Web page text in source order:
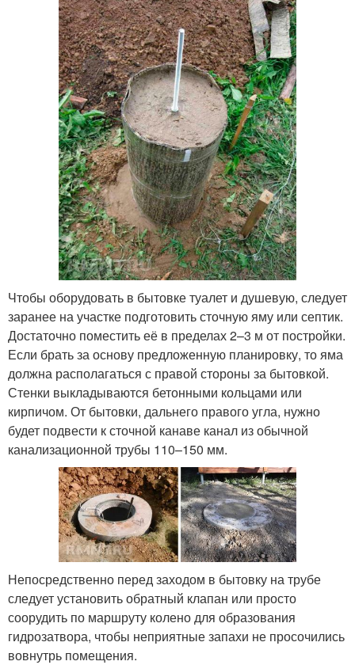
Чтобы оборудовать в бытовке туалет и душевую, следует
заранее на участке подготовить сточную яму или септик.
Достаточно поместить её в пределах 2–3 м от постройки.
Если брать за основу предложенную планировку, то яма
должна располагаться с правой стороны за бытовкой.
Стенки выкладываются бетонными кольцами или
кирпичом. От бытовки, дальнего правого угла, нужно
будет подвести к сточной канаве канал из обычной
канализационной трубы 110–150 мм.
Непосредственно перед заходом в бытовку на трубе
следует установить обратный клапан или просто
соорудить по маршруту колено для образования
гидрозатвора, чтобы неприятные запахи не просочились
вовнутрь помещения.